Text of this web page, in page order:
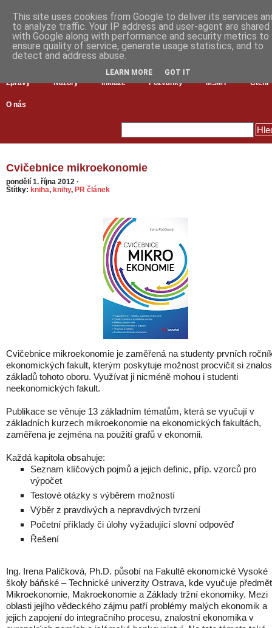
Zprávy Názory Inkluze Pozvánky MŠMT Čtení
O nás
Cvičebnice mikroekonomie
pondělí 1. října 2012 ·
Štítky: kniha, knihy, PR článek
Cvičebnice mikroekonomie je zaměřená na studenty prvních
ekonomických fakult, kterým poskytuje možnost procvičit si
základů tohoto oboru. Využívat ji nicméně mohou i studenti
neekonomických fakult.
Publikace se věnuje 13 základním tématům, která se vyučují v
základních kurzech mikroekonomie na ekonomických fakultách,
zaměřena je zejména na použití grafů v ekonomii.
Každá kapitola obsahuje:
Seznam klíčových pojmů a jejich definic, příp. vzorců pro
výpočet
Testové otázky s výběrem možností
Výběr z pravdivých a nepravdivých tvrzení
Početní příklady či úlohy vyžadující slovní odpověď
Řešení
Ing. Irena Paličková, Ph.D. působí na Fakultě ekonomické Vysoké
školy báňské – Technické univerzity Ostrava, kde vyučuje
Mikroekonomie, Makroekonomie a Základy tržní ekonomiky. Mezi
oblasti jejího vědeckého zájmu patří problémy malých ekonomik a
jejich zapojení do integračního procesu, znalostní ekonomika v
This site uses cookies from Google to deliver its services
to analyze traffic. Your IP address and user-agent are shared
with Google along with performance and security metrics to
ensure quality of service, generate usage statistics, and to
detect and address abuse.
LEARN MORE GOT IT